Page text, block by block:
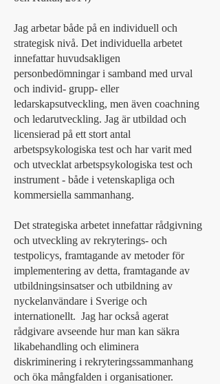
Jag arbetar både på en individuell och
strategisk nivå. Det individuella arbetet
innefattar huvudsakligen
personbedömningar i samband med urval
och individ- grupp- eller
ledarskapsutveckling, men även coachning
och ledarutveckling. Jag är utbildad och
licensierad på ett stort antal
arbetspsykologiska test och har varit med
och utvecklat arbetspsykologiska test och
instrument - både i vetenskapliga och
kommersiella sammanhang.
Det strategiska arbetet innefattar rådgivning
och utveckling av rekryterings- och
testpolicys, framtagande av metoder för
implementering av detta, framtagande av
utbildningsinsatser och utbildning av
nyckelanvändare i Sverige och
internationellt. Jag har också agerat
rådgivare avseende hur man kan säkra
likabehandling och eliminera
diskriminering i rekryteringssammanhang
och öka mångfalden i organisationer.